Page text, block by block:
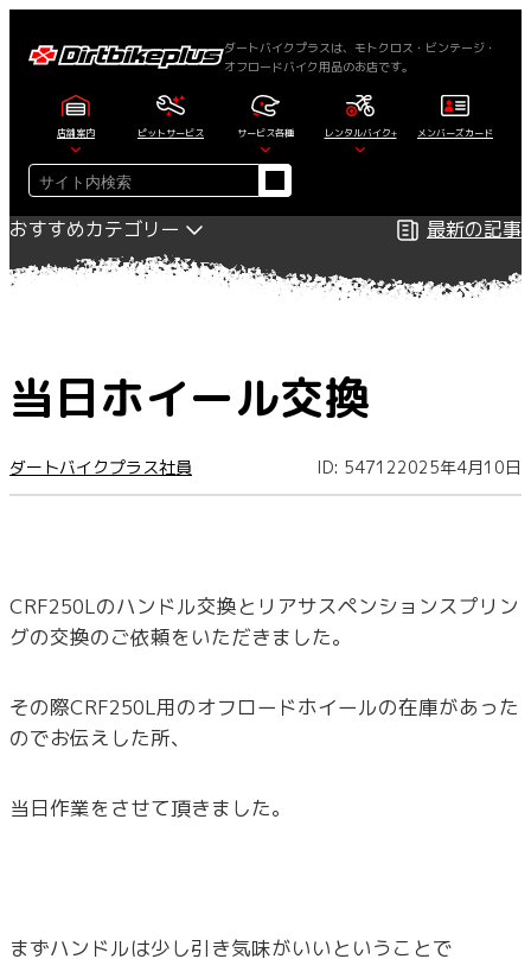
ダートバイクプラスは、モトクロス・ビンテージ・
オフロードバイク用品のお店です。
店舗案内 ピットサービス サービス各種 レンタルバイク+ メンバーズカード
検
索
おすすめカテゴリー
最新の記事
当日ホイール交換
ダートバイクプラス社員 ID: 547122025年4月10日
CRF250Lのハンドル交換とリアサスペンションスプリン
グの交換のご依頼をいただきました。
その際CRF250L用のオフロードホイールの在庫があった
のでお伝えした所、
当日作業をさせて頂きました。
まずハンドルは少し引き気味がいいということで